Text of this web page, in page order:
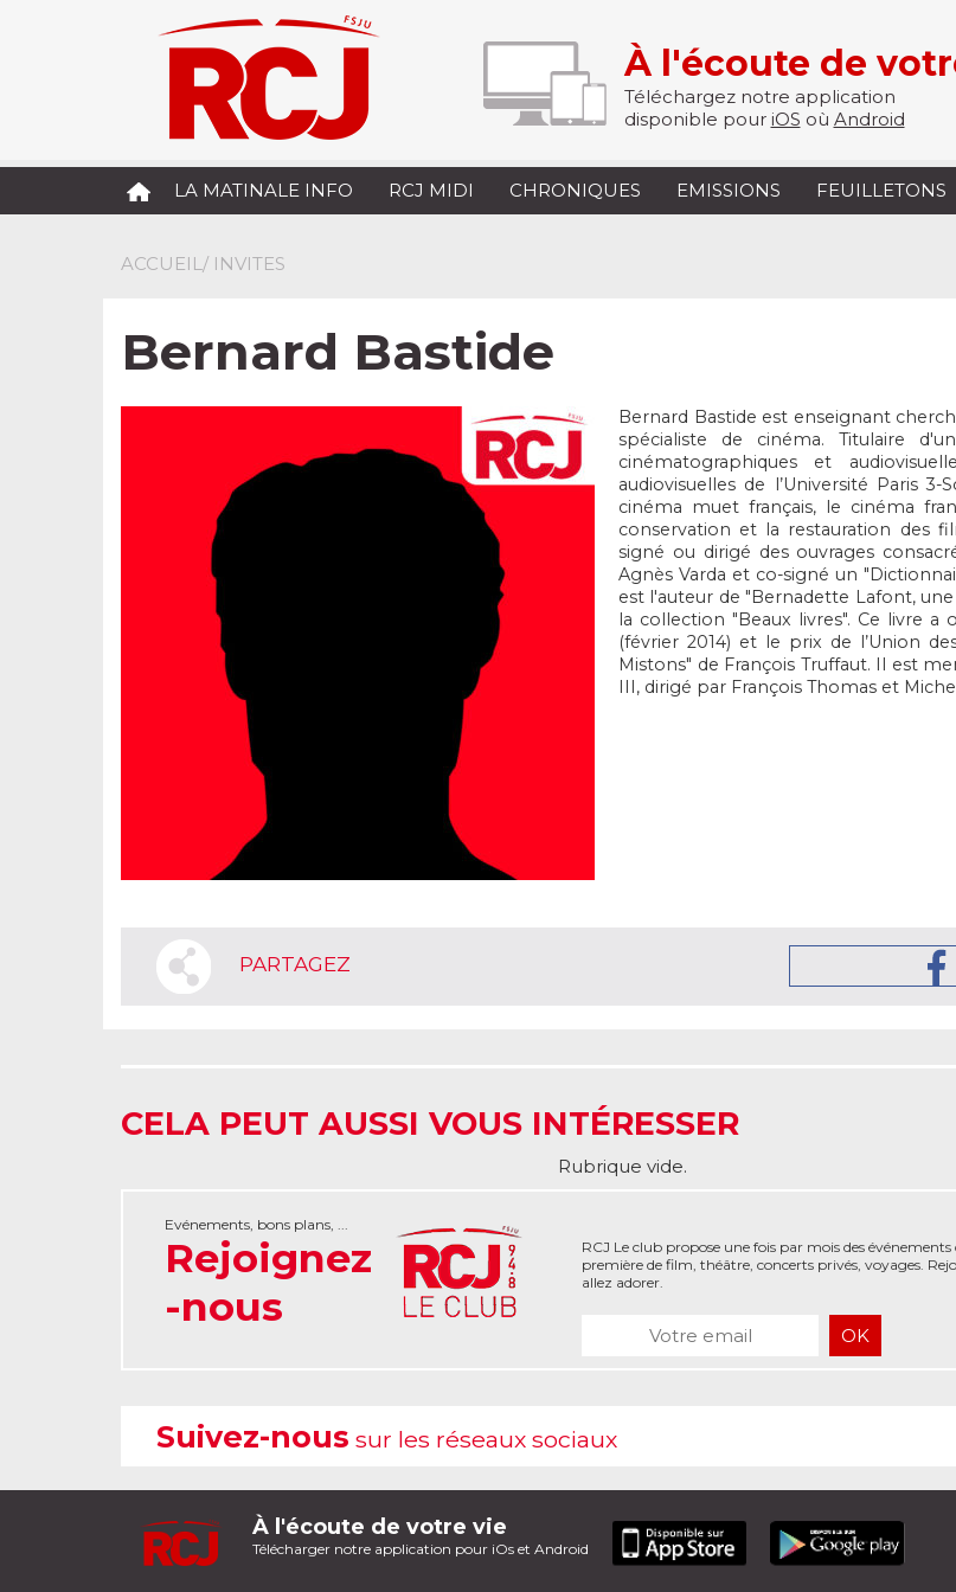
À l'écoute de
Téléchargez notre application
disponible pour iOS où Android
LA MATINALE INFO RCJ MIDI CHRONIQUES EMISSIONS FEUILLETONS
ACCUEIL/ INVITES
Bernard Bastide
Bernard Bastide est enseignant
spécialiste de cinéma. Titulaire
cinématographiques et
audiovisuelles de l’Université Paris
cinéma muet français, le cinéma
conservation et la restauration des
signé ou dirigé des ouvrages
Agnès Varda et co-signé un
est l'auteur de "Bernadette Lafont,
la collection "Beaux livres". Ce livre
(février 2014) et le prix de l’Union
Mistons" de François Truffaut. Il est
III, dirigé par François Thomas et
PARTAGEZ
CELA PEUT AUSSI VOUS INTÉRESSER
Rubrique vide.
Evénements, bons plans, ...
Rejoignez
-nous
RCJ Le club propose une fois par mois des
première de film, théâtre, concerts privés, voyages.
allez adorer.
Suivez-nous sur les réseaux sociaux
À l'écoute de votre vie
Télécharger notre application pour iOs et Android